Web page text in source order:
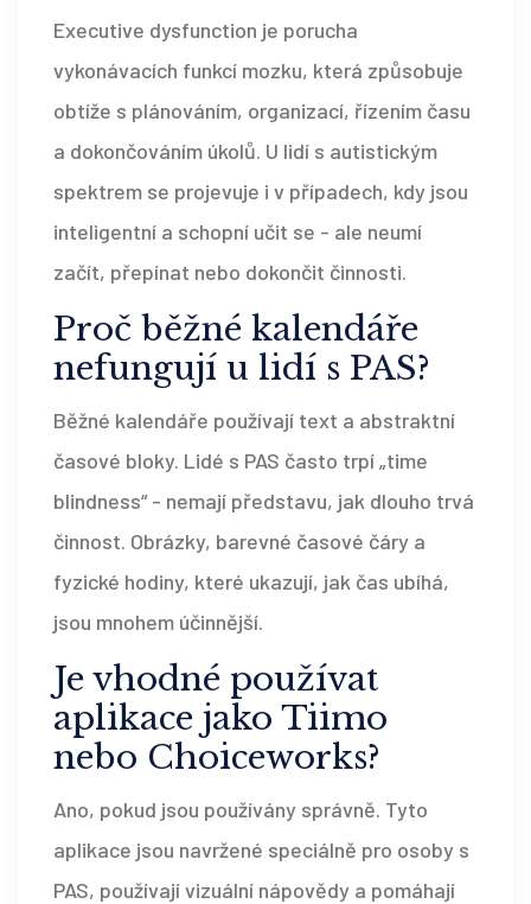
Executive dysfunction je porucha
vykonávacích funkcí mozku, která způsobuje
obtíže s plánováním, organizací, řízením času
a dokončováním úkolů. U lidí s autistickým
spektrem se projevuje i v případech, kdy jsou
inteligentní a schopní učit se - ale neumí
začít, přepínat nebo dokončit činnosti.
Proč běžné kalendáře
nefungují u lidí s PAS?
Běžné kalendáře používají text a abstraktní
časové bloky. Lidé s PAS často trpí „time
blindness“ - nemají představu, jak dlouho trvá
činnost. Obrázky, barevné časové čáry a
fyzické hodiny, které ukazují, jak čas ubíhá,
jsou mnohem účinnější.
Je vhodné používat
aplikace jako Tiimo
nebo Choiceworks?
Ano, pokud jsou používány správně. Tyto
aplikace jsou navržené speciálně pro osoby s
PAS, používají vizuální nápovědy a pomáhají